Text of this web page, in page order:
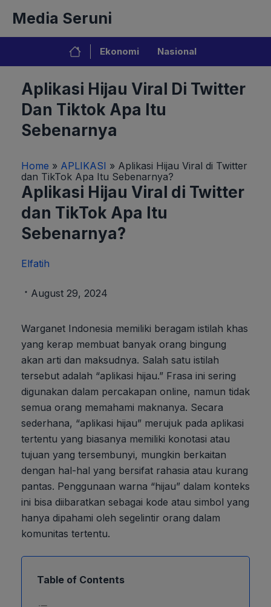
isi
Media Seruni
Ekonomi Nasional
Aplikasi Hijau Viral Di Twitter
Dan Tiktok Apa Itu
Sebenarnya
Home » APLIKASI » Aplikasi Hijau Viral di Twitter
dan TikTok Apa Itu Sebenarnya?
Aplikasi Hijau Viral di Twitter
dan TikTok Apa Itu
Sebenarnya?
Elfatih
August 29, 2024
Warganet Indonesia memiliki beragam istilah khas
yang kerap membuat banyak orang bingung
akan arti dan maksudnya. Salah satu istilah
tersebut adalah “aplikasi hijau.” Frasa ini sering
digunakan dalam percakapan online, namun tidak
semua orang memahami maknanya. Secara
sederhana, “aplikasi hijau” merujuk pada aplikasi
tertentu yang biasanya memiliki konotasi atau
tujuan yang tersembunyi, mungkin berkaitan
dengan hal-hal yang bersifat rahasia atau kurang
pantas. Penggunaan warna “hijau” dalam konteks
ini bisa diibaratkan sebagai kode atau simbol yang
hanya dipahami oleh segelintir orang dalam
komunitas tertentu.
Table of Contents